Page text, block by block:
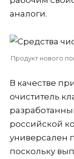
аналоги.
Продукт нового
В качестве
очиститель
российской
универсален
поскольку